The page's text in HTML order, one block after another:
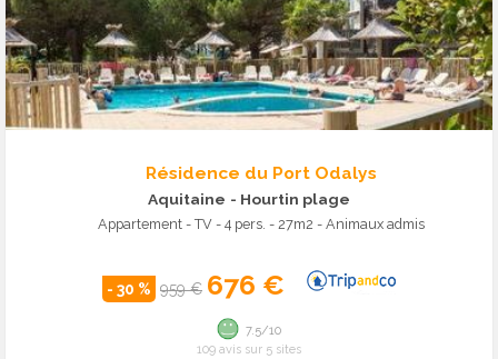
Résidence du Port Odalys
Aquitaine - Hourtin plage
Appartement - TV - 4 pers. - 27m2 - Animaux admis
- 30 % 959 € 676 €
7.5/10
109 avis sur 5 sites